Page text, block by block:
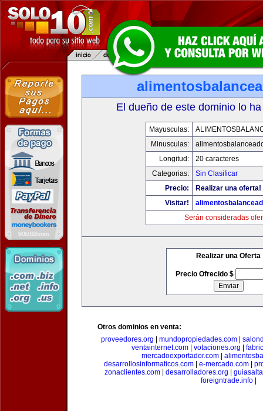
El dueño de este dominio lo
Mayusculas:
Minusculas:
Longitud:
20 caracteres
Categorias:
Sin Clasificar
Precio:
Realizar una oferta!
Visitar!
Serán consideradas
Realizar una Oferta
Precio Ofrecido $
Otros dominios en venta:
proveedores.org
mundopropiedades.com
ventainternet.com| votaciones.org
mercadoexportador.com|
desarrollosinformaticos.com| e-mercado.com|
zonaclientes.com| desarrolladores.org
foreigntrade.info|